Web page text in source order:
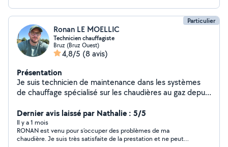
Particulier
Ronan LE MOELLIC
Technicien chauffagiste
Bruz (Bruz Ouest)
4,8/5 (8 avis)
Présentation
Je suis technicien de maintenance dans les systèmes
de chauffage spécialisé sur les chaudières au gaz depuis
chaudière.
Dernier avis laissé par Nathalie : 5/5
Il y a 1 mois
RONAN est venu pour s’occuper des problèmes de ma
chaudière. Je suis très satisfaite de la prestation et ne peut